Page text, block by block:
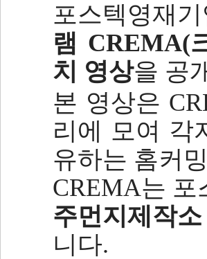
포스텍영재
램 CREMA(
치 영상을 공
본 영상은
리에 모여 각
유하는 홈커
CREMA는
주먼지제작
니다.